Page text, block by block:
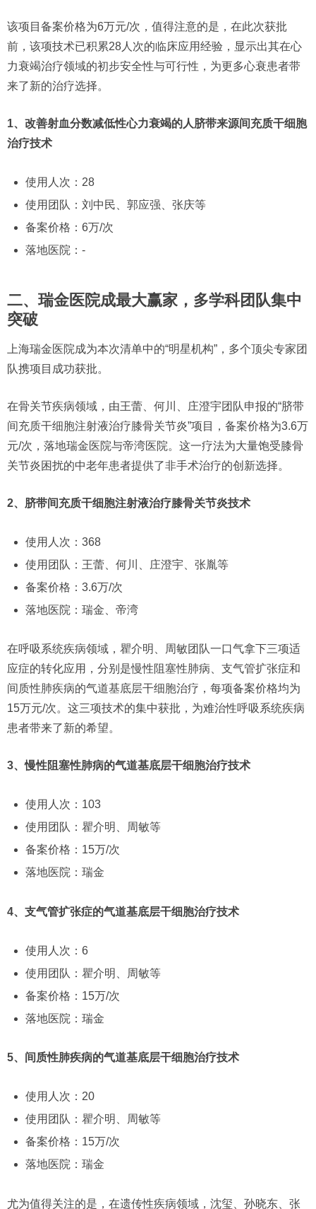
该项目备案价格为6万元/次，值得注意的是，在此次获批
前，该项技术已积累28人次的临床应用经验，显示出其在心
力衰竭治疗领域的初步安全性与可行性，为更多心衰患者带
来了新的治疗选择。
1、改善射血分数减低性心力衰竭的人脐带来源间充质干细胞
治疗技术
使用人次：28
使用团队：刘中民、郭应强、张庆等
备案价格：6万/次
落地医院：-
二、瑞金医院成最大赢家，多学科团队集中
突破
上海瑞金医院成为本次清单中的“明星机构”，多个顶尖专家团
队携项目成功获批。
在骨关节疾病领域，由王蕾、何川、庄澄宇团队申报的“脐带
间充质干细胞注射液治疗膝骨关节炎”项目，备案价格为3.6万
元/次，落地瑞金医院与帝湾医院。这一疗法为大量饱受膝骨
关节炎困扰的中老年患者提供了非手术治疗的创新选择。
2、脐带间充质干细胞注射液治疗膝骨关节炎技术
使用人次：368
使用团队：王蕾、何川、庄澄宇、张胤等
备案价格：3.6万/次
落地医院：瑞金、帝湾
在呼吸系统疾病领域，瞿介明、周敏团队一口气拿下三项适
应症的转化应用，分别是慢性阻塞性肺病、支气管扩张症和
间质性肺疾病的气道基底层干细胞治疗，每项备案价格均为
15万元/次。这三项技术的集中获批，为难治性呼吸系统疾病
患者带来了新的希望。
3、慢性阻塞性肺病的气道基底层干细胞治疗技术
使用人次：103
使用团队：瞿介明、周敏等
备案价格：15万/次
落地医院：瑞金
4、支气管扩张症的气道基底层干细胞治疗技术
使用人次：6
使用团队：瞿介明、周敏等
备案价格：15万/次
落地医院：瑞金
5、间质性肺疾病的气道基底层干细胞治疗技术
使用人次：20
使用团队：瞿介明、周敏等
备案价格：15万/次
落地医院：瑞金
尤为值得关注的是，在遗传性疾病领域，沈玺、孙晓东、张